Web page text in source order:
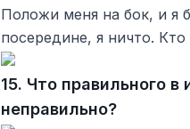
Положи меня на бок, и я
посередине, я ничто. Кто
15. Что правильного
неправильно?